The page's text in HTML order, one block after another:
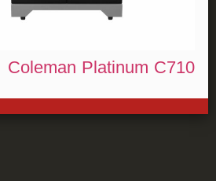
Coleman Platinum C710